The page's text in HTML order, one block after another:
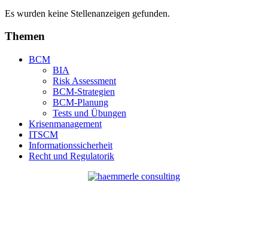
Es wurden keine Stellenanzeigen gefunden.
Themen
BCM
BIA
Risk Assessment
BCM-Strategien
BCM-Planung
Tests und Übungen
Krisenmanagement
ITSCM
Informationssicherheit
Recht und Regulatorik